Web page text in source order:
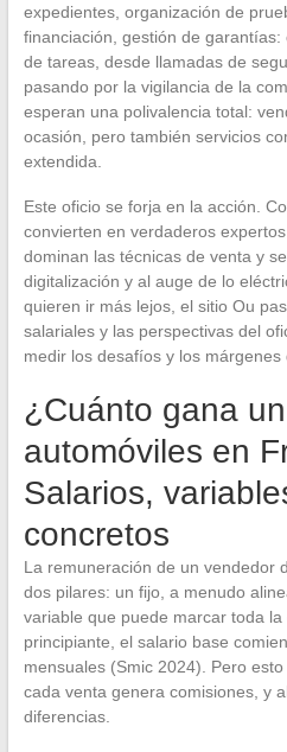
expedientes, organización de
financiación, gestión de
de tareas, desde llamadas de
pasando por la vigilancia de la
esperan una polivalencia total:
ocasión, pero también servicios
extendida.
Este oficio se forja en la acción.
convierten en verdaderos
dominan las técnicas de venta y
digitalización y al auge de lo
quieren ir más lejos, el sitio Ou
salariales y las perspectivas del
medir los desafíos y los márgenes
¿Cuánto gana
automóviles en
Salarios,
concretos
La remuneración de un vendedor
dos pilares: un fijo, a menudo
variable que puede marcar toda
principiante, el salario base
mensuales (Smic 2024). Pero
cada venta genera comisiones, y
diferencias.